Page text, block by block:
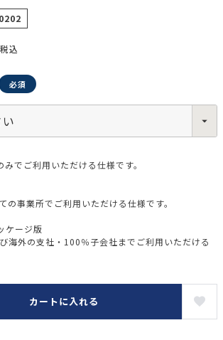
税込
でご利用いただける仕様です。
事業所でご利用いただける仕様です。
ケージ版
海外の支社・100％子会社までご利用いただける
カートに入れる